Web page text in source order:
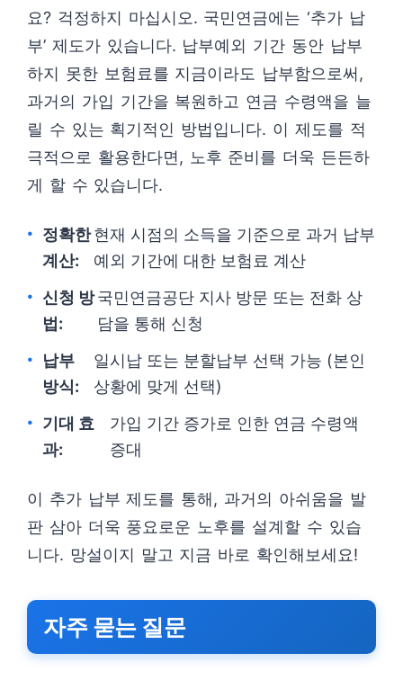
요? 걱정하지 마십시오. 국민연금에는 ‘추가 납
부’ 제도가 있습니다. 납부예외 기간 동안 납부
하지 못한 보험료를 지금이라도 납부함으로써,
과거의 가입 기간을 복원하고 연금 수령액을 늘
릴 수 있는 획기적인 방법입니다. 이 제도를 적
극적으로 활용한다면, 노후 준비를 더욱 든든하
게 할 수 있습니다.
정확한
계산:
현재 시점의 소득을 기준으로 과거 납부
예외 기간에 대한 보험료 계산
신청 방
법:
국민연금공단 지사 방문 또는 전화 상
담을 통해 신청
납부
방식:
일시납 또는 분할납부 선택 가능 (본인
상황에 맞게 선택)
기대 효
과:
가입 기간 증가로 인한 연금 수령액
증대
이 추가 납부 제도를 통해, 과거의 아쉬움을 발
판 삼아 더욱 풍요로운 노후를 설계할 수 있습
니다. 망설이지 말고 지금 바로 확인해보세요!
자주 묻는 질문